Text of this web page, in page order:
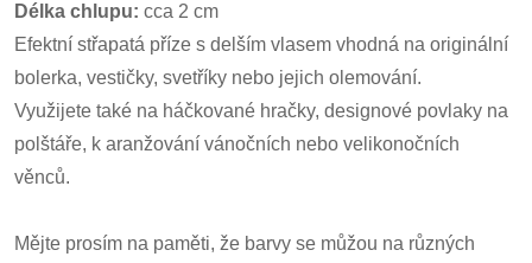
Délka chlupu: cca 2 cm
Efektní střapatá příze s delším vlasem vhodná na originální
bolerka, vestičky, svetříky nebo jejich olemování.
Využijete také na háčkované hračky, designové povlaky na
polštáře, k aranžování vánočních nebo velikonočních
věnců.
Mějte prosím na paměti, že barvy se můžou na různých